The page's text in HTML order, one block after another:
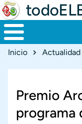
Ruta de
Inicio Actualidad
Premio
programa